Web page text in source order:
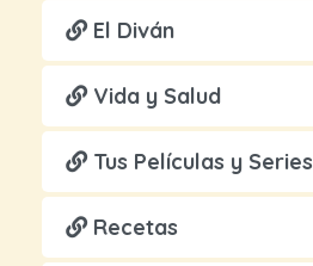
El Diván
Vida y Salud
Tus Películas y Series
Recetas